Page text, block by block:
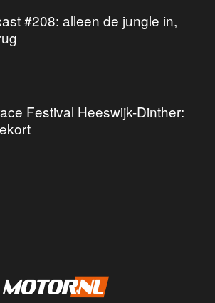
#208: alleen de jungle in,
Festival Heeswijk-Dinther: